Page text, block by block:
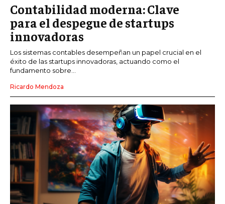
Contabilidad moderna: Clave
para el despegue de startups
innovadoras
Los sistemas contables desempeñan un papel crucial en el
éxito de las startups innovadoras, actuando como el
fundamento sobre...
Ricardo Mendoza